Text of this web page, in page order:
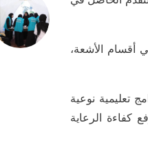
أقسام الأشعة،
تعليمية نوعية
الرعاية